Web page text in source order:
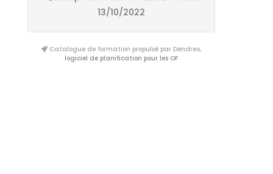
13/10/2022
Catalogue de formation propulsé par Dendreo,
logiciel de planification pour les OF